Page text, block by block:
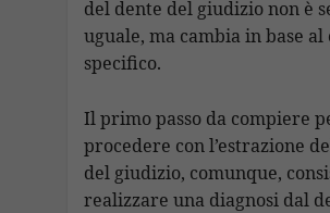
del dente del giudizio non è
uguale, ma cambia in base al
specifico.
Il primo passo da compiere
procedere con l’estrazione
del giudizio, comunque,
realizzare una diagnosi dal